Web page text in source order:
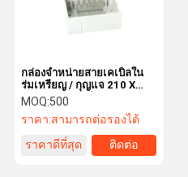
กล่องจำหน่ายสายเคเบิลใน
ร่มเหรียญ / กุญแจ 210 X
135 X 85mm สำหรับ
โทรคมนาคม
MOQ:500
ราคา:สามารถต่อรองได้
ราคาดีที่สุด
ติดต่อ